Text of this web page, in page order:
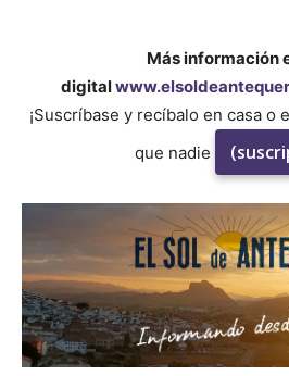
Más información
digital
¡Suscríbase y recíbalo en casa o
que nadie